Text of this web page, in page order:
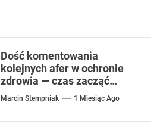
Dość komentowania
kolejnych afer w ochronie
zdrowia — czas zacząć
mówić o rozwiązaniach
Marcin Stempniak 1 Miesiąc Ago